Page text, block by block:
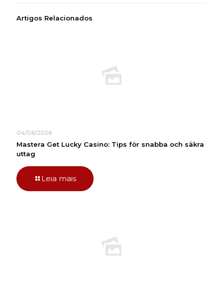
Artigos Relacionados
04/06/2026
Mastera Get Lucky Casino: Tips för snabba och säkra
uttag
Leia mais